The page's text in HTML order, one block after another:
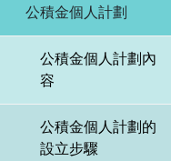
公積金個人計劃
公積金個人計劃內
容
公積金個人計劃的
設立步驟